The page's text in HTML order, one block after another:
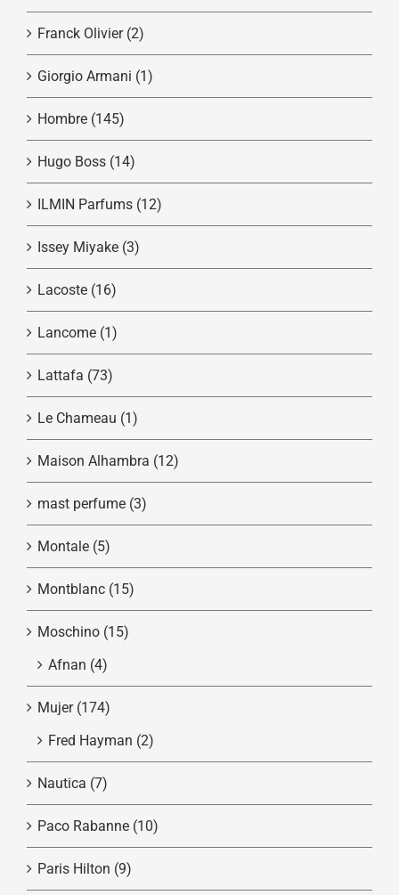
Franck Olivier (2)
Giorgio Armani (1)
Hombre (145)
Hugo Boss (14)
ILMIN Parfums (12)
Issey Miyake (3)
Lacoste (16)
Lancome (1)
Lattafa (73)
Le Chameau (1)
Maison Alhambra (12)
mast perfume (3)
Montale (5)
Montblanc (15)
Moschino (15)
Afnan (4)
Mujer (174)
Fred Hayman (2)
Nautica (7)
Paco Rabanne (10)
Paris Hilton (9)